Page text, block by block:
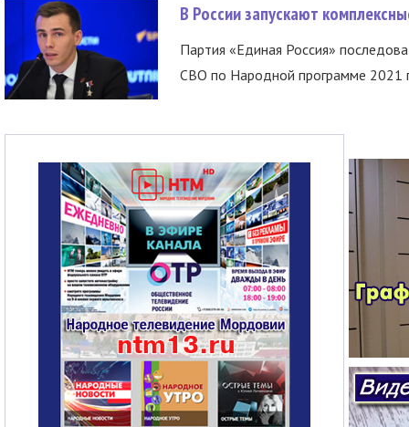
В России запускают
Партия «Единая Россия»
СВО по Народной программе 2021